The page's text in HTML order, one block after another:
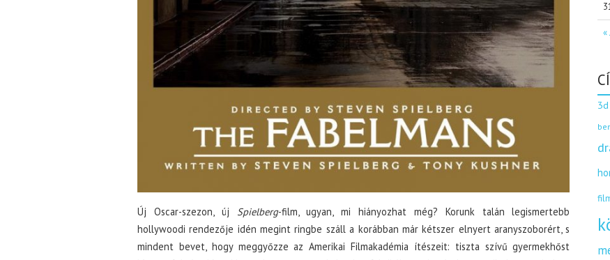
Új Oscar-szezon, új Spielberg-film, ugyan, mi hiányozhat még? Korunk talán legismertebb
hollywoodi rendezője idén megint ringbe száll a korábban már kétszer elnyert aranyszoborért, s
mindent bevet, hogy meggyőzze az Amerikai Filmakadémia ítészeit: tiszta szívű gyermekhőst
«
3d